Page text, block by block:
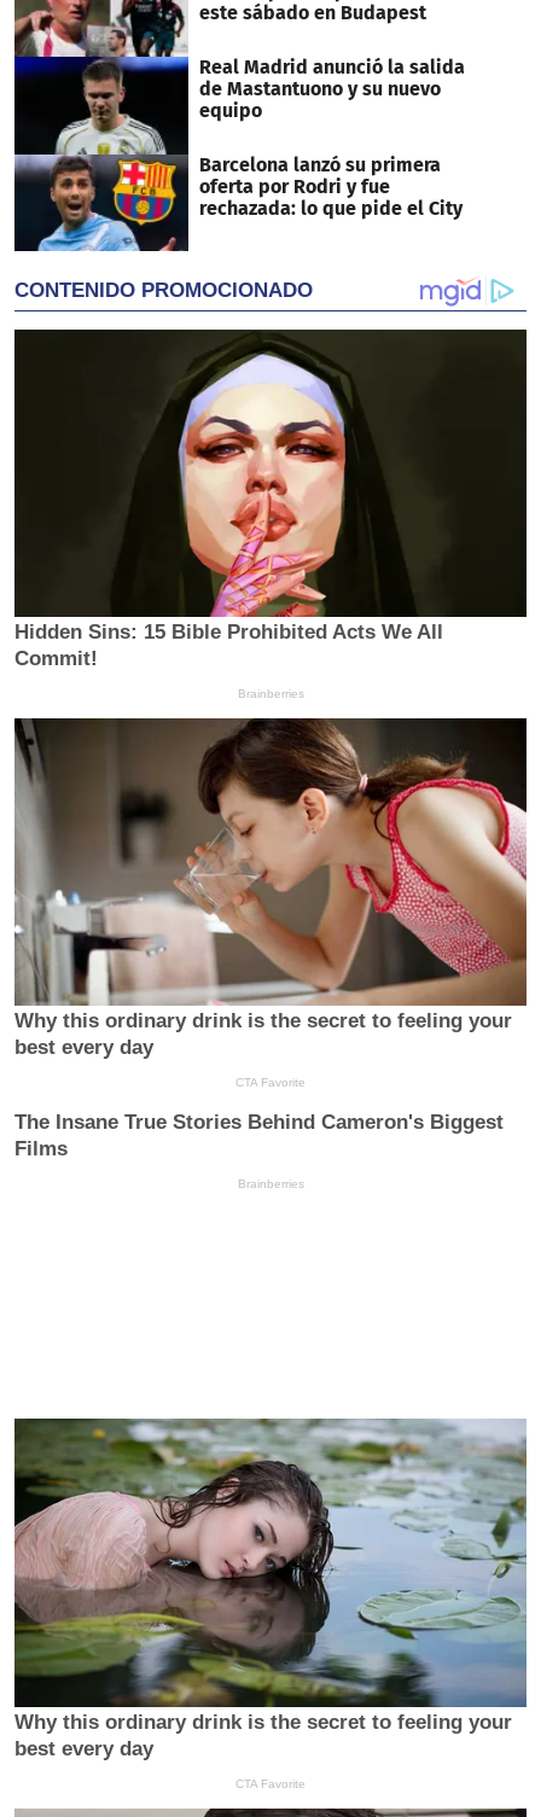
este sábado en Budapest
Real Madrid anunció la salida
de Mastantuono y su nuevo
equipo
Barcelona lanzó su primera
oferta por Rodri y fue
rechazada: lo que pide el City